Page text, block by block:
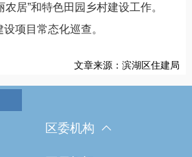
居”和特色田园乡村建设工作。
项目常态化巡查。
文章来源：滨湖区住建局
区委机构